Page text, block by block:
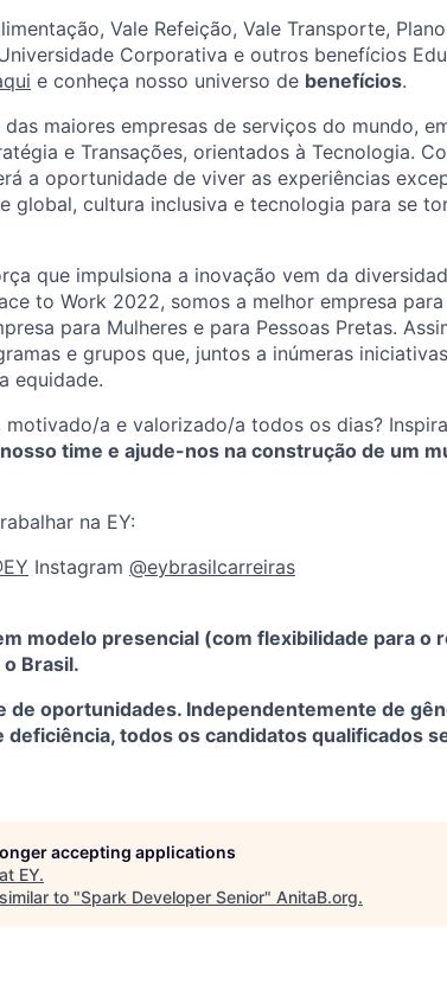
Vale Refeição, Vale Transporte,
Corporativa e outros benefícios
e conheça nosso universo de benefícios.
das maiores empresas de serviços do mundo,
e Transações, orientados à Tecnologia.
a oportunidade de viver as experiências
global, cultura inclusiva e tecnologia para se
que impulsiona a inovação vem da
to Work 2022, somos a melhor empresa para
para Mulheres e para Pessoas Pretas.
e grupos que, juntos a inúmeras
equidade.
motivado/a e valorizado/a todos os dias?
time e ajude-nos na construção de um
na EY:
Instagram @eybrasilcarreiras
modelo presencial (com flexibilidade para o
Brasil.
de oportunidades. Independentemente de
deficiência, todos os candidatos qualificados
accepting applications
EY.
to "Spark Developer Senior" AnitaB.org.